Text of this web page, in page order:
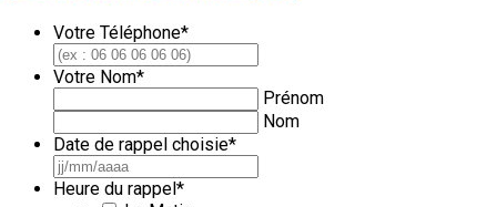
Votre Téléphone*
Votre Nom*
Prénom
Nom
Date de rappel choisie*
Heure du rappel*